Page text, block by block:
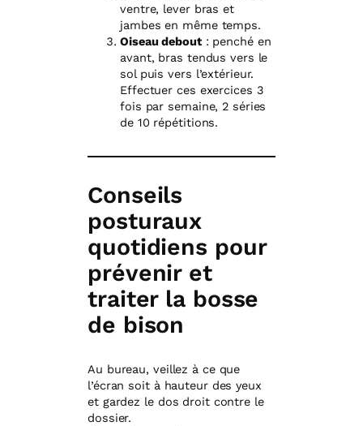
ventre, lever bras et
jambes en même temps.
Oiseau debout: penché en
avant, bras tendus vers le
sol puis vers l’extérieur.
Effectuer ces exercices 3
fois par semaine, 2 séries
de 10 répétitions.
Conseils
posturaux
quotidiens pour
prévenir et
traiter la bosse
de bison
Au bureau, veillez à ce que
l’écran soit à hauteur des yeux
et gardez le dos droit contre le
dossier.